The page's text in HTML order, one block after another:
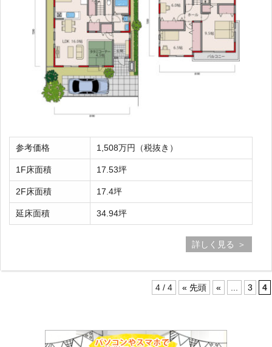
参考価格 1,508万円（税抜き）
1F床面積 17.53坪
2F床面積 17.4坪
延床面積 34.94坪
詳しく見る
4 / 4 « 先頭 « 3 4